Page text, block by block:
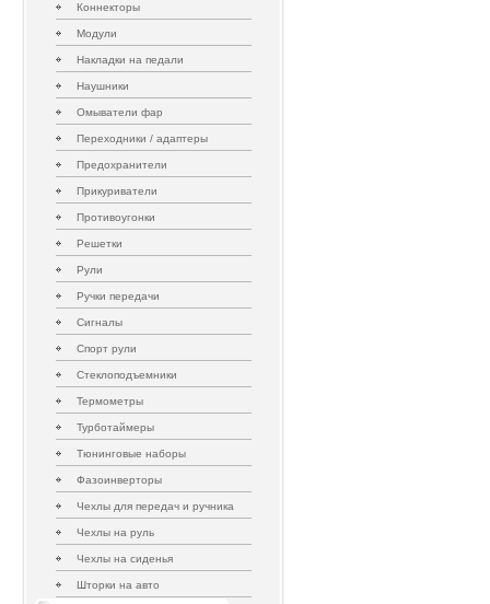
Коннекторы
Модули
Накладки на педали
Наушники
Омыватели фар
Переходники / адаптеры
Предохранители
Прикуриватели
Противоугонки
Решетки
Рули
Ручки передачи
Сигналы
Спорт рули
Стеклоподъемники
Термометры
Турботаймеры
Тюнинговые наборы
Фазоинверторы
Чехлы для передач и ручника
Чехлы на руль
Чехлы на сиденья
Шторки на авто